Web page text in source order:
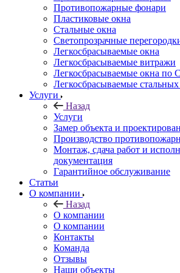
Противопожарные фонари
Пластиковые окна
Стальные окна
Светопрозрачные
Легкосбрасываемые окна
Легкосбрасываемые витражи
Легкосбрасываемые окна
Легкосбрасываемые
Услуги
Назад
Услуги
Замер объекта и
Производство
Монтаж, сдача работ и
документация
Гарантийное обслуживание
Статьи
О компании
Назад
О компании
О компании
Контакты
Команда
Отзывы
Наши объекты